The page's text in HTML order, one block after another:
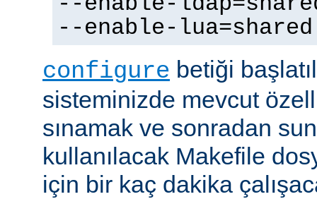
--enable-lua=shared
configure betiği
sisteminizde mevcut
sınamak ve sonradan
kullanılacak Makefile
için bir kaç dakika